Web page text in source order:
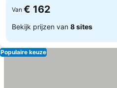
Van € 162
Bekijk prijzen van 8 sites
Populaire keuze